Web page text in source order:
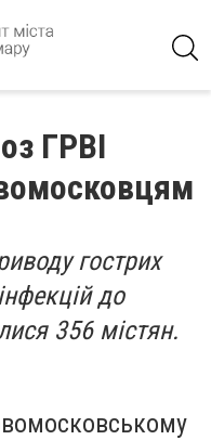
ГРВІ
гострих
до
356 містян.